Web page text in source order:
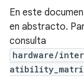
En este
en abstracto.
consulta
hardware/